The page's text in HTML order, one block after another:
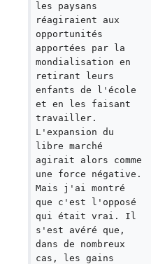
les paysans
réagiraient aux
opportunités
apportées par la
mondialisation en
retirant leurs
enfants de l'école
et en les faisant
travailler.
L'expansion du
libre marché
agirait alors comme
une force négative.
Mais j'ai montré
que c'est l'opposé
qui était vrai. Il
s'est avéré que,
dans de nombreux
cas, les gains